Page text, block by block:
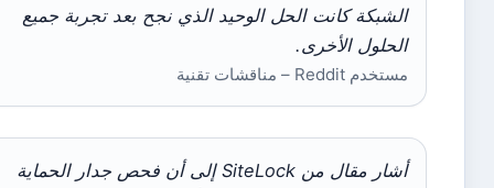
الشبكة كانت الحل الوحيد الذي نجح بعد تجربة جميع
الحلول الأخرى.
أشار مقال من SiteLock إلى أن فحص جدار الحماية